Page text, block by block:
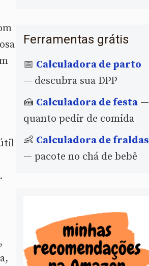
Ferramentas grátis
📅 Calculadora de parto
— descubra sua DPP
🍰 Calculadora de festa —
quanto pedir de comida
👶 Calculadora de fraldas
— pacote no chá de bebê